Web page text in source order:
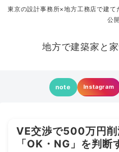
東京の設計事務所×地方工務店で建て
公開
地方で建築家と
note Instagram
VE交渉で500万円
「OK・NG」を判断